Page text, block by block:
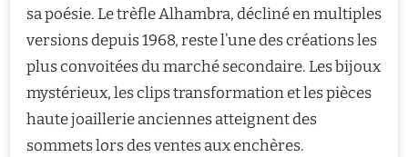
sa poésie. Le trèfle Alhambra, décliné en multiples
versions depuis 1968, reste l’une des créations les
plus convoitées du marché secondaire. Les bijoux
mystérieux, les clips transformation et les pièces
haute joaillerie anciennes atteignent des
sommets lors des ventes aux enchères.